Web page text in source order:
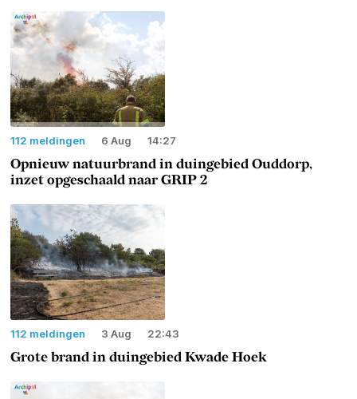
112 meldingen 6 Aug 14:27
Opnieuw natuurbrand in duingebied Ouddorp,
inzet opgeschaald naar GRIP 2
112 meldingen 3 Aug 22:43
Grote brand in duingebied Kwade Hoek